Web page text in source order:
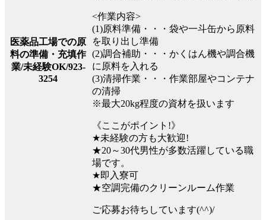
医薬品工場での原
料の準備・充填作
業/未経験OK/923-
3254
<作業内容>
(1)原料準備・・・袋や一斗缶から原料
を取り出し準備
(2)調合補助・・・かくはん機や調合機
に原料を入れる
(3)清掃作業・・・作業部屋やコンテナ
の清掃
※最大20kg程度の資材を扱います
《ここがポイント!》
★未経験の方も大歓迎!
★20～30代男性が多数活躍している職
場です。
★即入寮可
★空調完備のクリーンルーム作業
ご応募お待ちしています(^^)/